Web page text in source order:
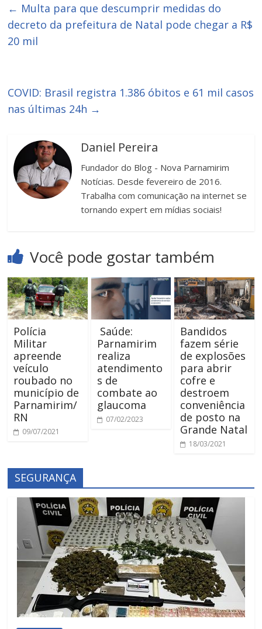
← Multa para que descumprir medidas do
decreto da prefeitura de Natal pode chegar a R$
20 mil
COVID: Brasil registra 1.386 óbitos e 61 mil casos
nas últimas 24h →
Daniel Pereira
Fundador do Blog - Nova Parnamirim
Notícias. Desde fevereiro de 2016.
Trabalha com comunicação na internet se
tornando expert em mídias sociais!
Você pode gostar também
Polícia
Militar
apreende
veículo
roubado no
município de
Parnamirim/
RN
09/07/2021
Saúde:
Parnamirim
realiza
atendimento
s de
combate ao
glaucoma
07/02/2023
Bandidos
fazem série
de explosões
para abrir
cofre e
destroem
conveniência
de posto na
Grande Natal
18/03/2021
SEGURANÇA